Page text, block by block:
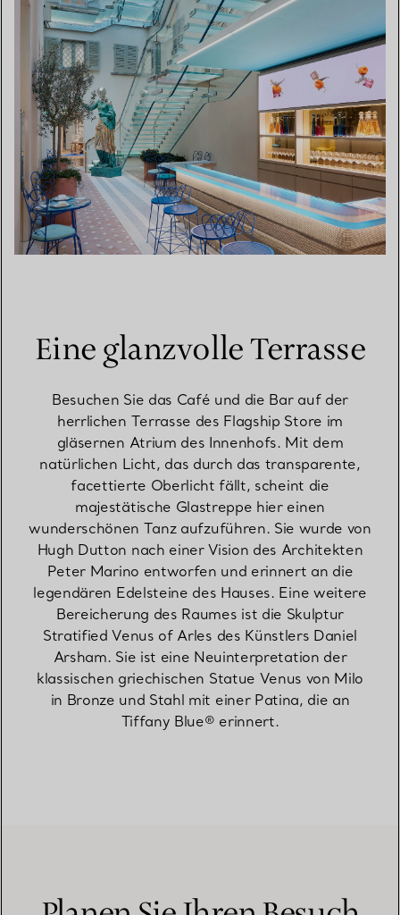
Eine glanzvolle Terrasse
Besuchen Sie das Café und die Bar auf der
herrlichen Terrasse des Flagship Store im
gläsernen Atrium des Innenhofs. Mit dem
natürlichen Licht, das durch das transparente,
facettierte Oberlicht fällt, scheint die
majestätische Glastreppe hier einen
wunderschönen Tanz aufzuführen. Sie wurde von
Hugh Dutton nach einer Vision des Architekten
Peter Marino entworfen und erinnert an die
legendären Edelsteine des Hauses. Eine weitere
Bereicherung des Raumes ist die Skulptur
Stratified Venus of Arles des Künstlers Daniel
Arsham. Sie ist eine Neuinterpretation der
klassischen griechischen Statue Venus von Milo
in Bronze und Stahl mit einer Patina, die an
Tiffany Blue® erinnert.